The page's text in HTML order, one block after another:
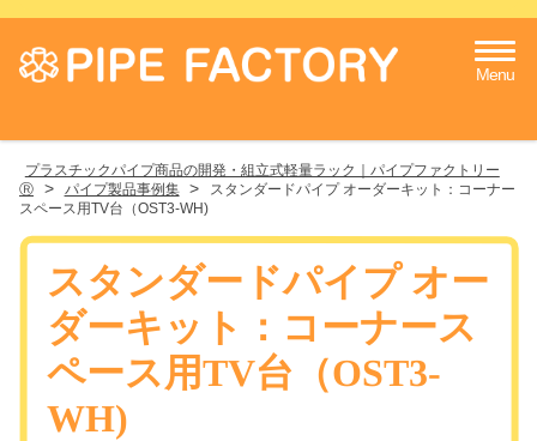
Menu
プラスチックパイプ商品の開発・組立式軽量ラック｜パイプファクトリー
Ⓡ
> パイプ製品事例集 >
スタンダードパイプ オーダーキット：コーナー
スペース用TV台（OST3-WH)
スタンダードパイプ オー
ダーキット：コーナース
ペース用TV台（OST3-
WH)